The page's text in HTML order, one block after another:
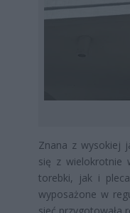
Znana z wysokiej
się z wielokrotnie
torebki, jak i
wyposażone w
sieć przygotowała